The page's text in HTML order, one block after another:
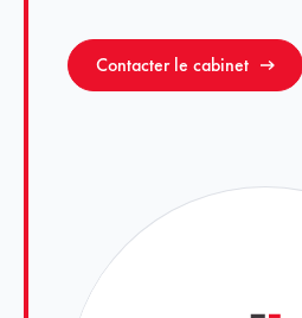
Contacter le cabinet